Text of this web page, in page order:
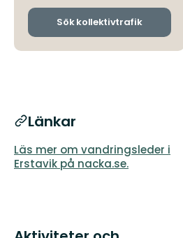
och
Sök kollektivtrafik
Länkar
Läs mer om vandringsleder i
Erstavik på nacka.se.